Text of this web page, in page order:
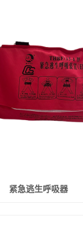
紧急逃生呼吸器